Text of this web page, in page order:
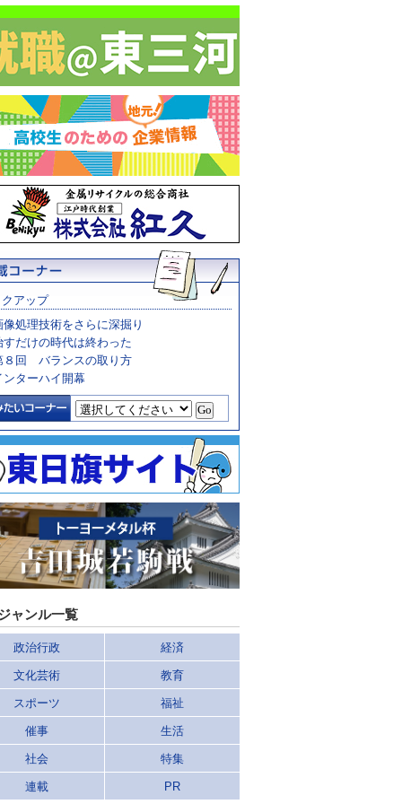
アップ
像処理技術をさらに深掘り
すだけの時代は終わった
８回 バランスの取り方
ンターハイ開幕
ャンル一覧
政治行政 経済
文化芸術 教育
スポーツ 福祉
催事 生活
社会 特集
連載 PR